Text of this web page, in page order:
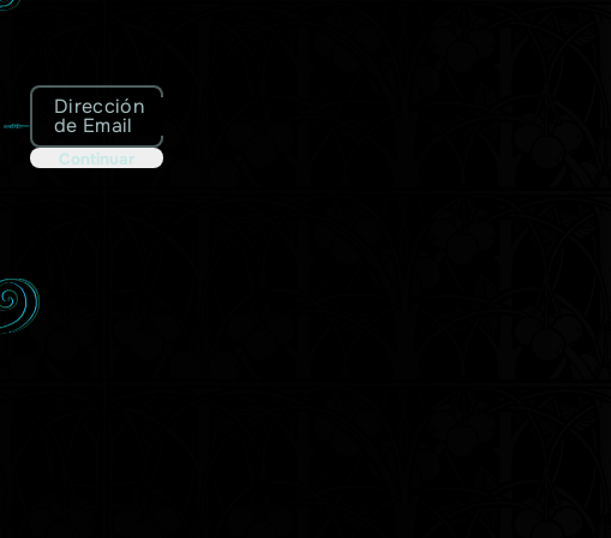
Dirección
de Email
Continuar